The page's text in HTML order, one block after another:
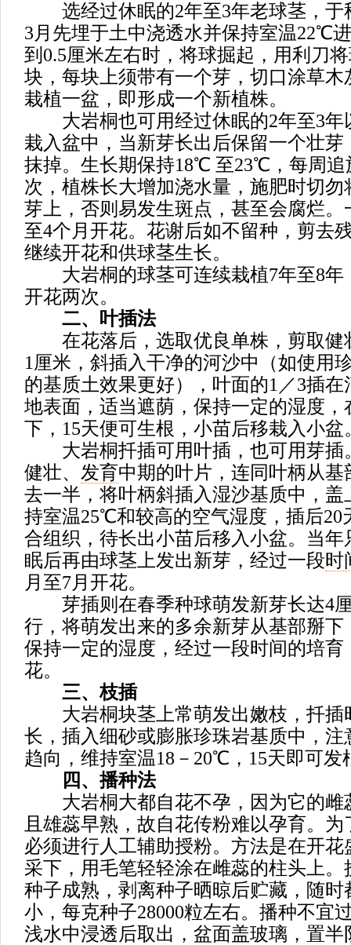
选经过休眠的2年至3年老球茎，于
3月先埋于土中浇透水并保持室温22℃
到0.5厘米左右时，将球掘起，用利刀
块，每块上须带有一个芽，切口涂草木
栽植一盆，即形成一个新植株。
大岩桐也可用经过休眠的2年至3年
栽入盆中，当新芽长出后保留一个壮芽
抹掉。生长期保持18℃ 至23℃，每周追
次，植株长大增加浇水量，施肥时切
芽上，否则易发生斑点，甚至会腐烂。
至4个月开花。花谢后如不留种，剪去
继续开花和供球茎生长。
大岩桐的球茎可连续栽植7年至8年
开花两次。
二、叶插法
在花落后，选取优良单株，剪取健
1厘米，斜插入干净的河沙中（如使用
的基质土效果更好），叶面的1／3插在
地表面，适当遮荫，保持一定的湿度
下，15天便可生根，小苗后移栽入小盆
大岩桐扦插可用叶插，也可用芽插
健壮、 发育中期的叶片，连同叶柄从
去一半，将叶柄斜插入湿沙基质中，盖
持室温25℃和较高的空气湿度，插后20
合组织，待长出小苗后移入小盆。当年
眠后再由球茎上发出新芽，经过一段时
月至7月开花。
芽插则在春季种球萌发新芽长达4
行，将萌发出来的多余新芽从基部掰下
保持一定的湿度，经过一段时间的培育
花。
三、枝插
大岩桐块茎上常萌发出嫩枝，扦插
长，插入细砂或膨胀珍珠岩基质中，注
趋向，维持室温18－20℃，15天即可发
四、播种法
大岩桐大都自花不孕，因为它的雌
且雄蕊早熟，故自花传粉难以孕育。
必须进行人工辅助授粉。方法是在开
采下，用毛笔轻轻涂在雌蕊的柱头上。
种子成熟，剥离种子晒晾后贮藏，随时
小，每克种子28000粒左右。播种不宜
浅水中浸透后取出，盆面盖玻璃，置